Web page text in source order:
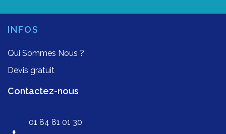
INFOS
Qui Sommes Nous ?
Devis gratuit
Contactez-nous
01 84 81 01 30